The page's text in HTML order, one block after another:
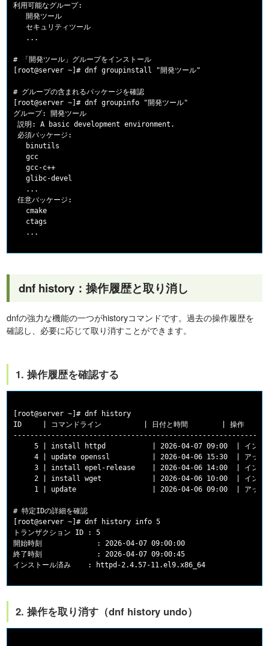
利用可能なグループ:
   開発ツール
   セキュリティツール
   ...
# 「開発ツール」グループをインストール
[root@server ~]# dnf groupinstall "開発ツール"
# グループの含まれるパッケージを確認
[root@server ~]# dnf groupinfo "開発ツール"
グループ: 開発ツール
説明: A basic development environment.
必須パッケージ:
   binutils
   gcc
   gcc-c++
   glibc-devel
   ...
任意パッケージ:
   cmake
   ctags
dnf history：操作履歴と取り消し
dnfの強力な機能の一つがhistoryコマンドです。過去の操作履歴を
確認し、必要に応じて取り消すことができます。
1. 操作履歴を確認する
[root@server ~]# dnf history
ID     | コマンドライン          | 日付と時間        | 操作     |
5 | install httpd           | 2026-04-07 09:00  | インス
4 | update openssl          | 2026-04-06 15:30  | アップ
3 | install epel-release    | 2026-04-06 14:00  | インス
2 | install wget            | 2026-04-06 10:00  | インス
1 | update                  | 2026-04-06 09:00  | アップ
# 特定IDの詳細を確認
[root@server ~]# dnf history info 5
トランザクション ID : 5
開始時刻             : 2026-04-07 09:00:00
終了時刻             : 2026-04-07 09:00:45
2. 操作を取り消す（dnf history undo）